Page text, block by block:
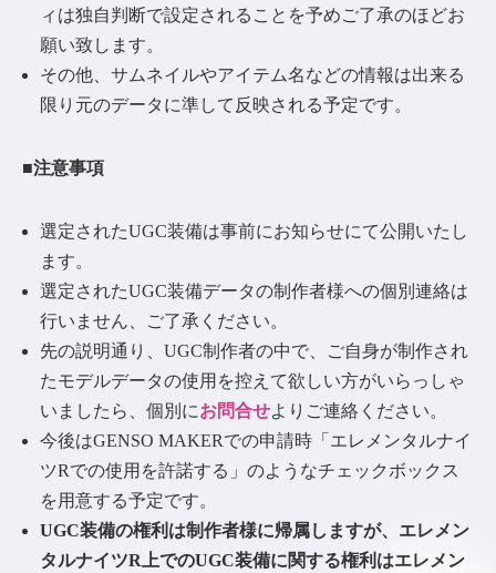
ィは独自判断で設定されることを予めご了承のほどお
願い致します。
その他、サムネイルやアイテム名などの情報は出来る
限り元のデータに準して反映される予定です。
■注意事項
選定されたUGC装備は事前にお知らせにて公開いたし
ます。
選定されたUGC装備データの制作者様への個別連絡は
行いません、ご了承ください。
先の説明通り、UGC制作者の中で、ご自身が制作され
たモデルデータの使用を控えて欲しい方がいらっしゃ
いましたら、個別にお問合せよりご連絡ください。
今後はGENSO MAKERでの申請時「エレメンタルナイ
ツRでの使用を許諾する」のようなチェックボックス
を用意する予定です。
UGC装備の権利は制作者様に帰属しますが、エレメン
タルナイツR上でのUGC装備に関する権利はエレメン